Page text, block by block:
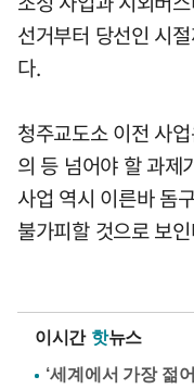
선거부터 당선인 시
다.
청주교도소 이전 사
의 등 넘어야 할 과제
사업 역시 이른바 돔
불가피할 것으로 보
이시간 핫뉴스